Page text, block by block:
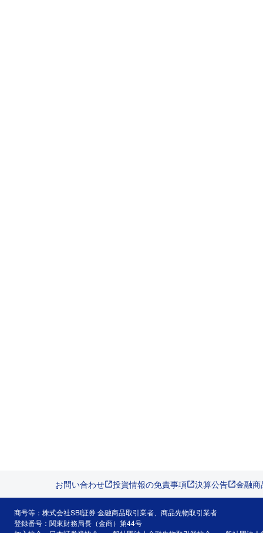
お問い合わせ 投資情報の免責事項 決算公告 金融
商号等：株式会社SBI証券 金融商品取引業者、商品先物取引業者
登録番号：関東財務局長（金商）第44号